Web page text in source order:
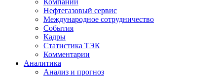
Компании
Нефтегазовый сервис
Международное сотрудничество
События
Кадры
Статистика ТЭК
Комментарии
Аналитика
Анализ и прогноз